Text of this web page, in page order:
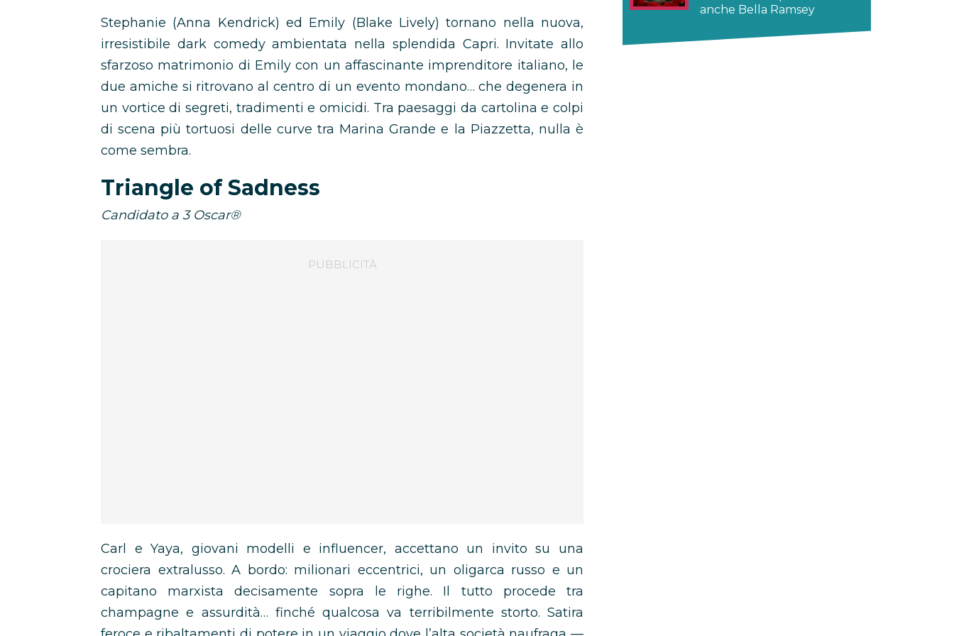
Stephanie (Anna Kendrick) ed Emily (Blake Lively) tornano nella nuova,
irresistibile dark comedy ambientata nella splendida Capri. Invitate allo
sfarzoso matrimonio di Emily con un affascinante imprenditore italiano, le
due amiche si ritrovano al centro di un evento mondano… che degenera in
un vortice di segreti, tradimenti e omicidi. Tra paesaggi da cartolina e colpi
di scena più tortuosi delle curve tra Marina Grande e la Piazzetta, nulla è
come sembra.
Triangle of Sadness
Candidato a 3 Oscar®
Carl e Yaya, giovani modelli e influencer, accettano un invito su una
crociera extralusso. A bordo: milionari eccentrici, un oligarca russo e un
capitano marxista decisamente sopra le righe. Il tutto procede tra
champagne e assurdità… finché qualcosa va terribilmente storto. Satira
anche Bella Ramsey